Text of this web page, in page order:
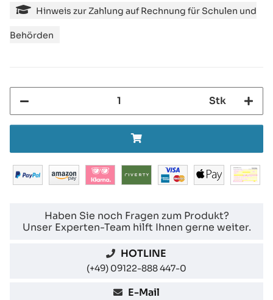
Hinweis zur Zahlung auf Rechnung für Schulen und
Behörden
Stk
Haben Sie noch Fragen zum Produkt?
Unser Experten-Team hilft Ihnen gerne weiter.
HOTLINE
(+49) 09122-888 447-0
E-Mail